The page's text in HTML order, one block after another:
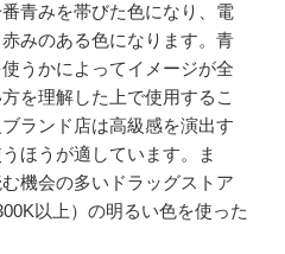
青みを帯びた色になり、電
みのある色になります。青
うかによってイメージが全
を理解した上で使用するこ
ランド店は高級感を演出す
ほうが適しています。ま
機会の多いドラッグストア
以上）の明るい色を使った